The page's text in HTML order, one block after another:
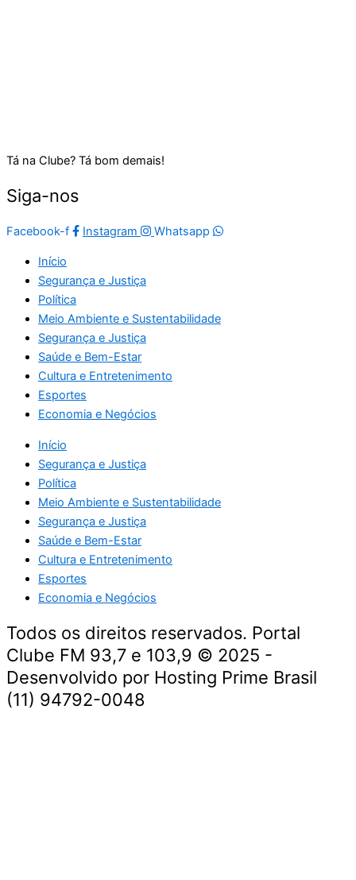
Tá na Clube? Tá bom demais!
Siga-nos
Facebook-f Instagram Whatsapp
Início
Segurança e Justiça
Política
Meio Ambiente e Sustentabilidade
Segurança e Justiça
Saúde e Bem-Estar
Cultura e Entretenimento
Esportes
Economia e Negócios
Início
Segurança e Justiça
Política
Meio Ambiente e Sustentabilidade
Segurança e Justiça
Saúde e Bem-Estar
Cultura e Entretenimento
Esportes
Economia e Negócios
Todos os direitos reservados. Portal
Clube FM 93,7 e 103,9 © 2025 -
Desenvolvido por Hosting Prime Brasil
(11) 94792-0048